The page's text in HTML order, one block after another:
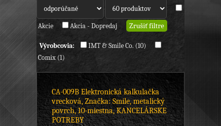
Akcie Akcia - Dopredaj
Výrobcovia:
IMT & Smile Co. (10)
Comix (1)
CA-009B Elektronická kalkulačka
vrecková, Značka: Smile, metalický
povrch, 10-miestna, KANCELÁRSKE
POTREBY